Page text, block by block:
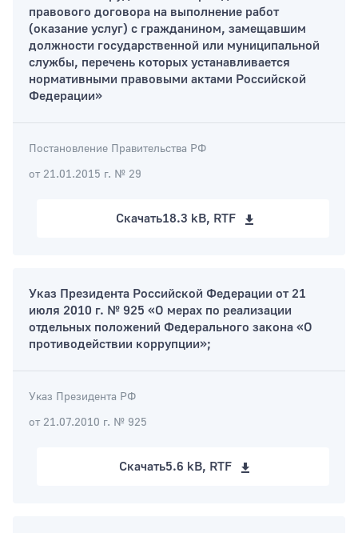
правового договора на выполнение работ
(оказание услуг) с гражданином, замещавшим
должности государственной или муниципальной
службы, перечень которых устанавливается
нормативными правовыми актами Российской
Федерации»
Постановление Правительства РФ
от 21.01.2015 г. № 29
Скачать18.3 kB, RTF
Указ Президента Российской Федерации от 21
июля 2010 г. № 925 «О мерах по реализации
отдельных положений Федерального закона «О
противодействии коррупции»;
Указ Президента РФ
от 21.07.2010 г. № 925
Скачать5.6 kB, RTF